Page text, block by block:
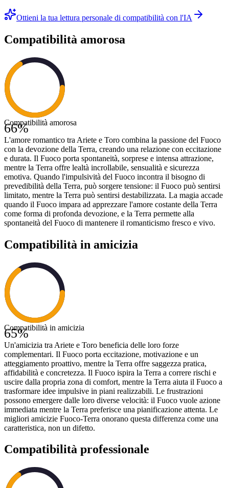
Ottieni la tua lettura personale di compatibilità con l'IA
Compatibilità amorosa
66%
Compatibilità amorosa
L'amore romantico tra Ariete e Toro combina la passione del Fuoco
con la devozione della Terra, creando una relazione con eccitazione
e durata. Il Fuoco porta spontaneità, sorprese e intensa attrazione,
mentre la Terra offre lealtà incrollabile, sensualità e sicurezza
emotiva. Quando l'impulsività del Fuoco incontra il bisogno di
prevedibilità della Terra, può sorgere tensione: il Fuoco può sentirsi
limitato, mentre la Terra può sentirsi destabilizzata. La magia accade
quando il Fuoco impara ad apprezzare l'amore costante della Terra
come forma di profonda devozione, e la Terra permette alla
spontaneità del Fuoco di mantenere il romanticismo fresco e vivo.
Compatibilità in amicizia
65%
Compatibilità in amicizia
Un'amicizia tra Ariete e Toro beneficia delle loro forze
complementari. Il Fuoco porta eccitazione, motivazione e un
atteggiamento proattivo, mentre la Terra offre saggezza pratica,
affidabilità e concretezza. Il Fuoco ispira la Terra a correre rischi e
uscire dalla propria zona di comfort, mentre la Terra aiuta il Fuoco a
trasformare idee impulsive in piani realizzabili. Le frustrazioni
possono emergere dalle loro diverse velocità: il Fuoco vuole azione
immediata mentre la Terra preferisce una pianificazione attenta. Le
migliori amicizie Fuoco-Terra onorano questa differenza come una
caratteristica, non un difetto.
Compatibilità professionale